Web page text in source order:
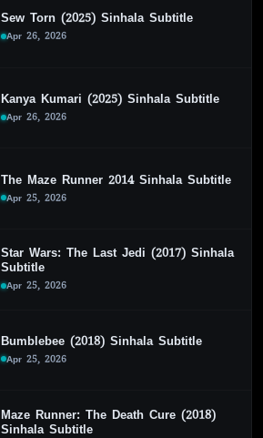
Sew Torn (2025) Sinhala Subtitle
Apr 26, 2026
Kanya Kumari (2025) Sinhala Subtitle
Apr 26, 2026
The Maze Runner 2014 Sinhala Subtitle
Apr 25, 2026
Star Wars: The Last Jedi (2017) Sinhala
Subtitle
Apr 25, 2026
Bumblebee (2018) Sinhala Subtitle
Apr 25, 2026
Maze Runner: The Death Cure (2018)
Sinhala Subtitle